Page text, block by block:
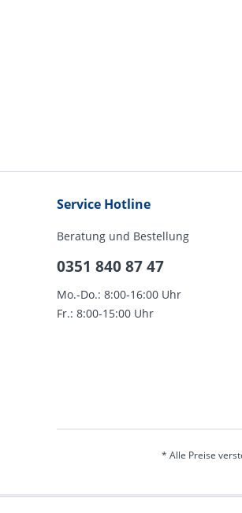
Service Hotline
Beratung und Bestellung
0351 840 87 47
Mo.-Do.: 8:00-16:00 Uhr
Fr.: 8:00-15:00 Uhr
* Alle Preise